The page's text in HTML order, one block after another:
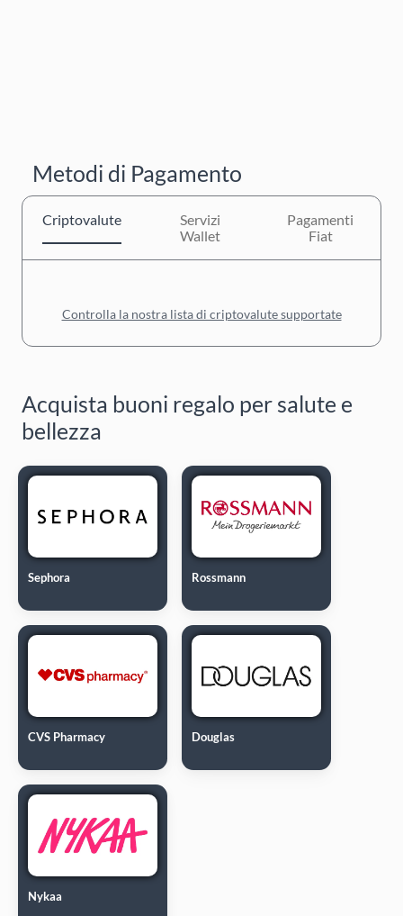
Metodi di Pagamento
Criptovalute
Servizi
Wallet
Pagamenti
Fiat
Controlla la nostra lista di criptovalute supportate
Acquista buoni regalo per salute e
bellezza
Sephora Rossmann
CVS Pharmacy Douglas
Nykaa